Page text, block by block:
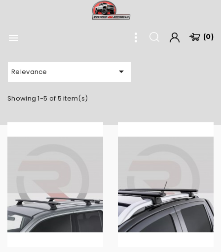
 (0)
Relevance 
Showing 1-5 of 5 item(s)